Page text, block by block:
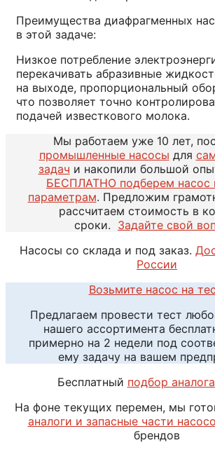
Преимущества диафрагменных
в этой задаче:
Низкое потребление
перекачивать абразивные
на выходе, пропорциональный
что позволяет точно
подачей известкового молока.
Мы работаем уже 10 лет,
промышленные насосы для
задач и накопили большой
БЕСПЛАТНО подберем насос
параметрам. Предложим
рассчитаем стоимость в
сроки. Задайте свой
Насосы со склада и под заказ.
России
Возьмите насос на
Предлагаем провести тест
нашего ассортимента
примерно на 2 недели под
ему задачу на вашем
Бесплатный подбор
На фоне текущих перемен, мы
аналоги и запасные части
брендов